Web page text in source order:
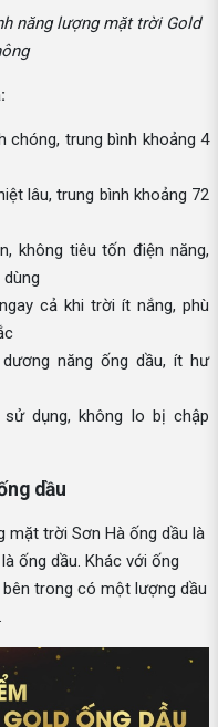
năng lượng mặt trời Gold
chóng, trung bình khoảng 4
lâu, trung bình khoảng 72
không tiêu tốn điện năng,
cả khi trời ít nắng, phù
năng ống dầu, ít hư
dụng, không lo bị chập
dầu
mặt trời Sơn Hà ống dầu là
ống dầu. Khác với ống
trong có một lượng dầu